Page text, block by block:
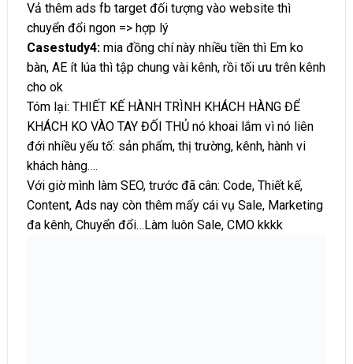
Vả thêm ads fb target đối tượng vào website thì
chuyển đổi ngon => hợp lý
Casestudy4: mia đồng chí này nhiều tiền thì Em ko
bàn, AE ít lúa thì tập chung vài kênh, rồi tối ưu trên kênh
cho ok
Tóm lại: THIẾT KẾ HÀNH TRÌNH KHÁCH HÀNG ĐỂ
KHÁCH KO VÀO TAY ĐỐI THỦ nó khoai lắm vì nó liên
đới nhiều yếu tố: sản phẩm, thị trường, kênh, hành vi
khách hàng….
Với giờ mình làm SEO, trước đã cân: Code, Thiết kế,
Content, Ads nay còn thêm mấy cái vụ Sale, Marketing
đa kênh, Chuyển đổi…Làm luôn Sale, CMO kkkk